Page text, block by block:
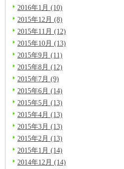
2016年1月 (10)
2015年12月 (8)
2015年11月 (12)
2015年10月 (13)
2015年9月 (11)
2015年8月 (12)
2015年7月 (9)
2015年6月 (14)
2015年5月 (13)
2015年4月 (13)
2015年3月 (13)
2015年2月 (13)
2015年1月 (14)
2014年12月 (14)